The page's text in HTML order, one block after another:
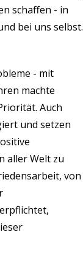
schaffen - in
bei uns selbst.
- mit
machte
Auch
und setzen
aller Welt zu
von